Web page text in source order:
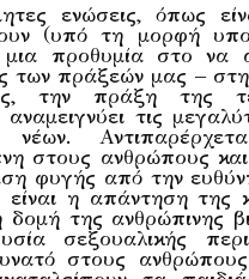
ενώσεις, όπως
(υπό τη μορφή
μια προθυμία στο να
των πράξεών μας –
την πράξη της
αναμειγνύει τις
στους ανθρώπους και
φυγής από την
είναι η απάντηση της
δομή της ανθρώπινης
σεξουαλικής
στους